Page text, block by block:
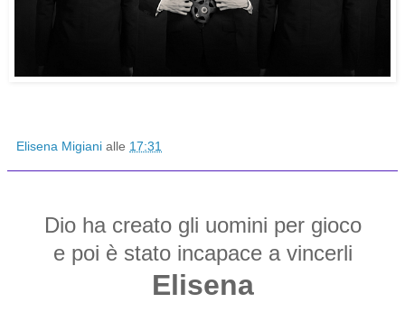
Elisena Migiani alle 17:31
Dio ha creato gli uomini per gioco
e poi è stato incapace a vincerli
Elisena